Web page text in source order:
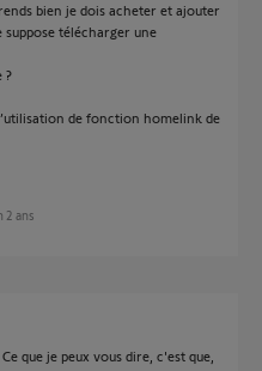
bien je dois acheter et ajouter
télécharger une
?
de fonction homelink de
2 ans
que je peux vous dire, c'est que,